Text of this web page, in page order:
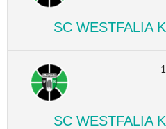
SC WESTFALIA
SC WESTFALIA